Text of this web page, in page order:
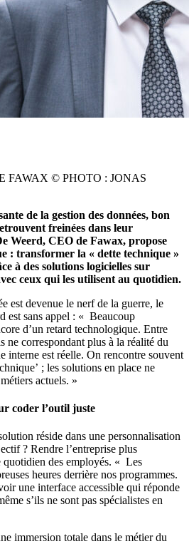
FAWAX © PHOTO : JONAS
de la gestion des données, bon
freinées dans leur
Weerd, CEO de Fawax, propose
: transformer la « dette technique »
à des solutions logicielles sur
ceux qui les utilisent au quotidien.
est devenue le nerf de la guerre, le
est sans appel : « Beaucoup
d’un retard technologique. Entre
ne correspondant plus à la réalité du
interne est réelle. On rencontre souvent
; les solutions en place ne
actuels. »
coder l’outil juste
réside dans une personnalisation
? Rendre l’entreprise plus
des employés. « Les
heures derrière nos programmes.
une interface accessible qui réponde
s’ils ne sont pas spécialistes en
immersion totale dans le métier du